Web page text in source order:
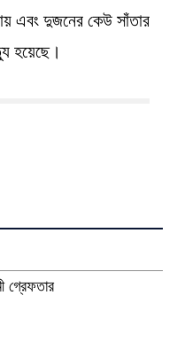
এবং দুজনের কেউ সাঁতার
হয়েছে।
গ্রেফতার